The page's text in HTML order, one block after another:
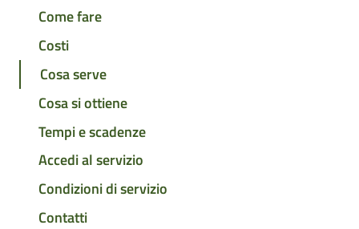
Come fare
Costi
Cosa serve
Cosa si ottiene
Tempi e scadenze
Accedi al servizio
Condizioni di servizio
Contatti